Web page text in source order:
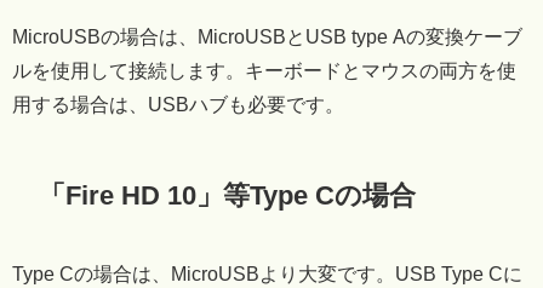
MicroUSBの場合は、MicroUSBとUSB type Aの変換ケーブ
ルを使用して接続します。キーボードとマウスの両方を使
用する場合は、USBハブも必要です。
「Fire HD 10」等Type Cの場合
Type Cの場合は、MicroUSBより大変です。USB Type Cに